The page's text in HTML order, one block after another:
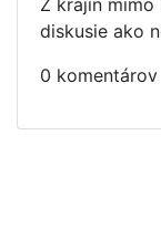
Z krajín
diskusie ako
0 komentárov